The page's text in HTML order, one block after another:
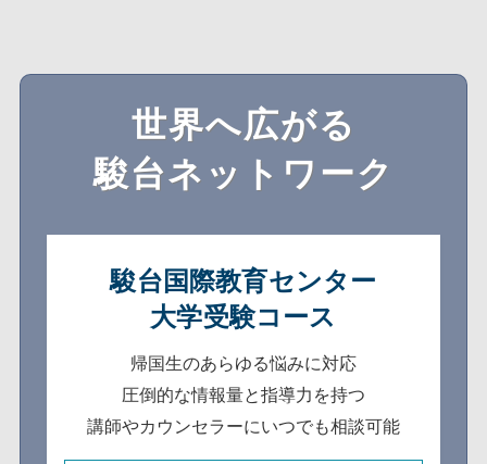
世界へ広がる
駿台ネットワーク
駿台国際教育センター
大学受験コース
帰国生のあらゆる悩みに対応
圧倒的な情報量と指導力を持つ
講師やカウンセラーにいつでも相談可能